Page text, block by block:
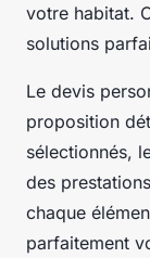
votre habitat.
solutions
Le devis
proposition
sélectionnés,
des
chaque
parfaitement